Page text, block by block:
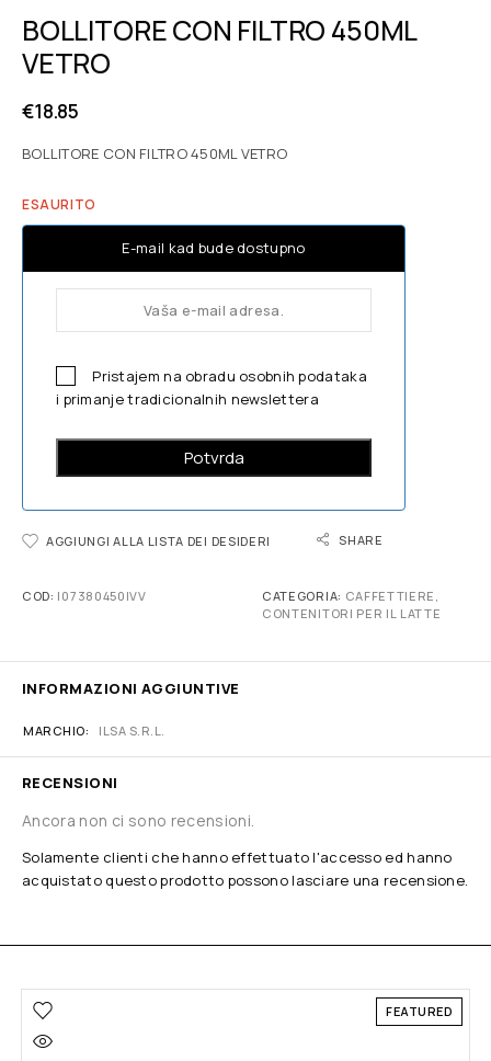
BOLLITORE CON FILTRO 450ML
VETRO
€18.85
BOLLITORE CON FILTRO 450ML VETRO
ESAURITO
E-mail kad bude dostupno
Pristajem na obradu osobnih podataka
i primanje tradicionalnih newslettera
AGGIUNGI ALLA LISTA DEI DESIDERI SHARE
COD: I07380450IVV CATEGORIA: CAFFETTIERE,
CONTENITORI PER IL LATTE
INFORMAZIONI AGGIUNTIVE
MARCHIO ILSA S.R.L.
RECENSIONI
Ancora non ci sono recensioni.
Solamente clienti che hanno effettuato l'accesso ed hanno
acquistato questo prodotto possono lasciare una recensione.
FEATURED